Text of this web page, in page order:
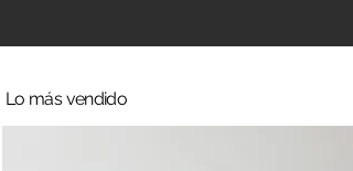
Lo más vendido